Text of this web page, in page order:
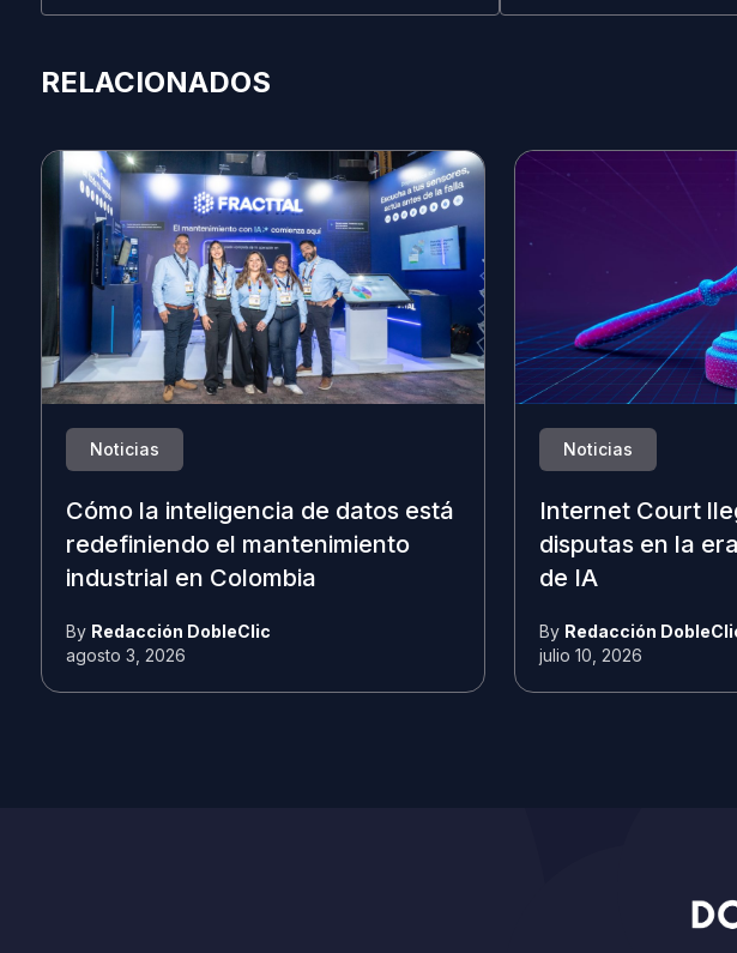
RELACIONADOS
Noticias
Cómo la inteligencia de datos está
redefiniendo el mantenimiento
industrial en Colombia
By Redacción DobleClic
agosto 3, 2026
Noticias
Internet Court
disputas en la
de IA
By Redacción
julio 10, 2026